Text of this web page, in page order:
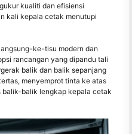
kualiti dan efisiensi
kali kepala cetak menutupi
ke-tisu modern dan
rancangan yang dipandu tali
balik dan balik sepanjang
menyemprot tinta ke atas
balik-balik lengkap kepala cetak